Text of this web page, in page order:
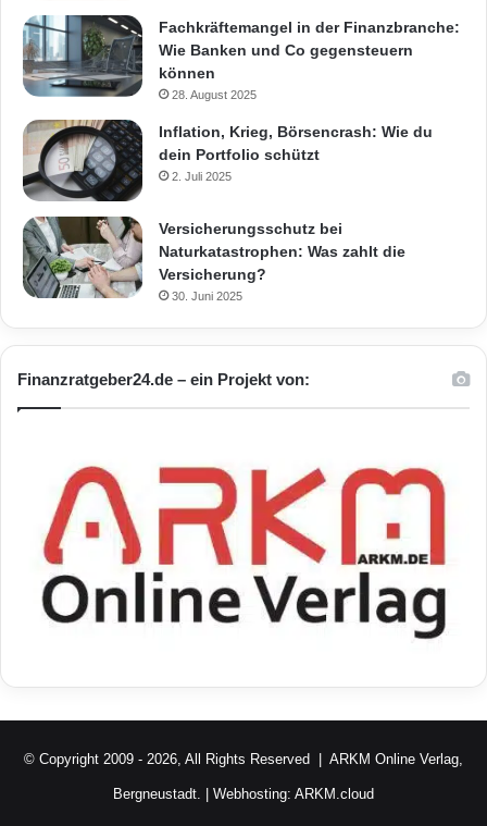
Fachkräftemangel in der Finanzbranche:
Wie Banken und Co gegensteuern
können
28. August 2025
Inflation, Krieg, Börsencrash: Wie du
dein Portfolio schützt
2. Juli 2025
Versicherungsschutz bei
Naturkatastrophen: Was zahlt die
Versicherung?
30. Juni 2025
Finanzratgeber24.de – ein Projekt von:
© Copyright 2009 - 2026, All Rights Reserved | ARKM Online Verlag,
Bergneustadt. | Webhosting: ARKM.cloud